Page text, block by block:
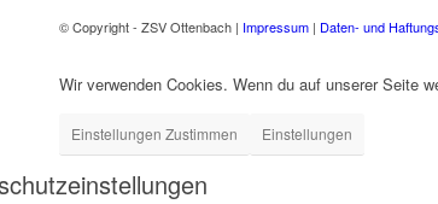
© Copyright - ZSV Ottenbach | Impressum | Daten- und
Wir verwenden Cookies. Wenn du auf unserer Seite
Einstellungen Zustimmen Einstellungen